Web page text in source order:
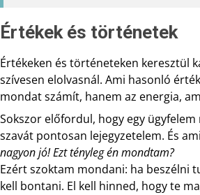
Értékek és történetek
Értékeken és történeteken keresztül
szívesen elolvasnál. Ami hasonló
mondat számít, hanem az energia,
Sokszor előfordul, hogy egy
szavát pontosan lejegyzetelem. És
nagyon jó! Ezt tényleg én mondtam?
Ezért szoktam mondani: ha beszélni
kell bontani. El kell hinned, hogy te